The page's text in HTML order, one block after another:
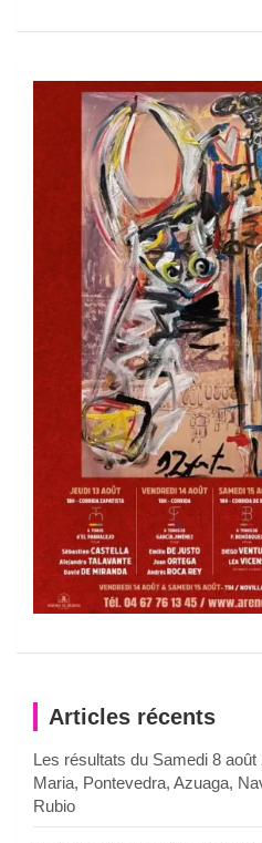
Articles récents
Les résultats du Samedi 8
Maria, Pontevedra, Azuaga,
Rubio